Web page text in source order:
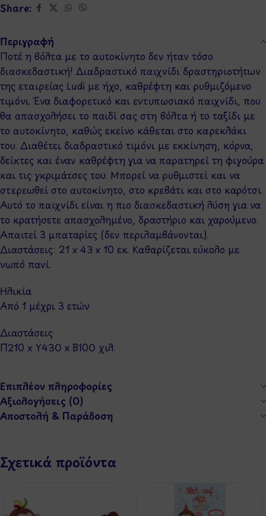
Share:
Περιγραφή
Ποτέ η βόλτα με το αυτοκίνητο δεν ήταν τόσο
διασκεδαστική! Διαδραστικό παιχνίδι δραστηριοτήτων
της εταιρείας Ludi με ήχο, καθρέφτη και ρυθμιζόμενο
τιμόνι. Ένα διαφορετικό και εντυπωσιακό παιχνίδι, που
θα απασχολήσει το παιδί σας στη βόλτα ή το ταξίδι με
το αυτοκίνητο, καθώς εκείνο κάθεται στο καρεκλάκι
του. Διαθέτει διαδραστικό τιμόνι με εκκίνηση, κόρνα,
δείκτες και έναν καθρέφτη για να παρατηρεί τη φιγούρα
και τις γκριμάτσες του. Μπορεί να ρυθμιστεί και να
στερεωθεί στο αυτοκίνητο, στο κρεβάτι και στο καρότσι.
Αυτό το παιχνίδι είναι η πιο διασκεδαστική λύση για να
το κρατήσετε απασχολημένο, δραστήριο και χαρούμενο.
Απαιτεί 3 μπαταρίες (δεν περιλαμβάνονται).
Διαστάσεις: 21 x 43 x 10 εκ. Καθαρίζεται εύκολο με
νωπό πανί.
Ηλικία
Από 1 μέχρι 3 ετών
Διαστάσεις
Π210 x Y430 x Β100 χιλ.
Επιπλέον πληροφορίες
Αξιολογήσεις (0)
Αποστολή & Παράδοση
Σχετικά προϊόντα